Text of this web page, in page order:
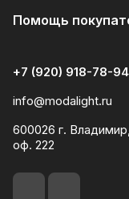
Помощь
+7 (920) 918-78-94
info@modalight.ru
600026 г.
оф. 222